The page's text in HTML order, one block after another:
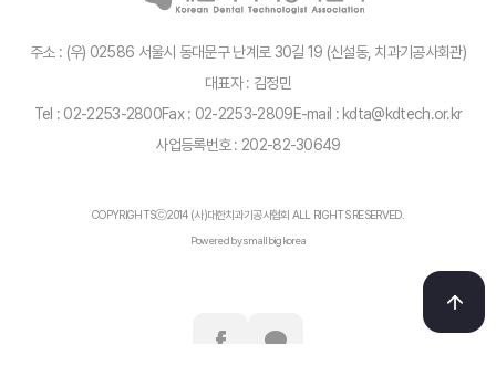
주소 : (우) 02586 서울시 동대문구 난계로 30길 19 (신설동, 치과기공사회관)
대표자 : 김정민
Tel : 02-2253-2800Fax : 02-2253-2809E-mail : kdta@kdtech.or.kr
사업등록번호 : 202-82-30649
COPYRIGHTSⓒ2014 (사)대한치과기공사협회 ALL RIGHTS RESERVED.
Powered by smallbigkorea